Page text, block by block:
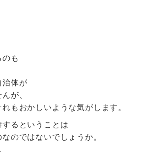
も
治体が
が、
もおかしいような気がします。
るということは
のではないでしょうか。